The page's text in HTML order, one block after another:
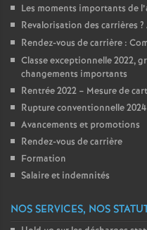
Les moments importants de
Revalorisation des carrières
Rendez-vous de carrière :
Classe exceptionnelle 2022,
changements importants
Rentrée 2022 – Mesure de
Rupture conventionnelle 2024
Avancements et promotions
Rendez-vous de carrière
Formation
Salaire et indemnités
NOS SERVICES, NOS